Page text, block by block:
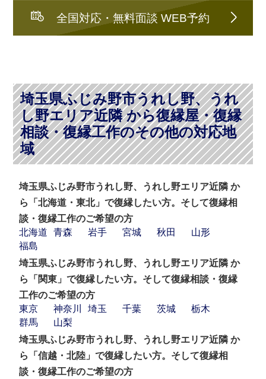
全国対応・無料面談 WEB予約
埼玉県ふじみ野市うれし野、うれ
し野エリア近隣 から復縁屋・復縁
相談・復縁工作のその他の対応地
域
埼玉県ふじみ野市うれし野、うれし野エリア近隣 か
ら「北海道・東北」で復縁したい方。そして復縁相
談・復縁工作のご希望の方
北海道
青森 岩手 宮城 秋田
山形
福島
埼玉県ふじみ野市うれし野、うれし野エリア近隣 か
ら「関東」で復縁したい方。そして復縁相談・復縁
工作のご希望の方
東京
神奈川 埼玉 千葉 茨城
栃木
群馬
山梨
埼玉県ふじみ野市うれし野、うれし野エリア近隣 か
ら「信越・北陸」で復縁したい方。そして復縁相
談・復縁工作のご希望の方